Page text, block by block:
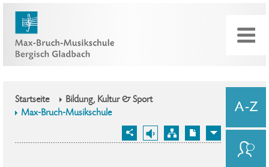
Startseite
Bildung, Kultur & Sport
Max-Bruch-Musikschule